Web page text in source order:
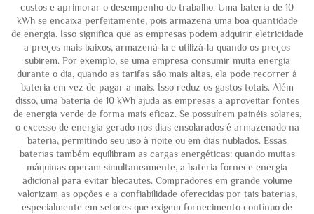
custos e aprimorar o desempenho do trabalho. Uma bateria de 10
kWh se encaixa perfeitamente, pois armazena uma boa quantidade
de energia. Isso significa que as empresas podem adquirir eletricidade
a preços mais baixos, armazená-la e utilizá-la quando os preços
subirem. Por exemplo, se uma empresa consumir muita energia
durante o dia, quando as tarifas são mais altas, ela pode recorrer à
bateria em vez de pagar a mais. Isso reduz os gastos totais. Além
disso, uma bateria de 10 kWh ajuda as empresas a aproveitar fontes
de energia verde de forma mais eficaz. Se possuírem painéis solares,
o excesso de energia gerado nos dias ensolarados é armazenado na
bateria, permitindo seu uso à noite ou em dias nublados. Essas
baterias também equilibram as cargas energéticas: quando muitas
máquinas operam simultaneamente, a bateria fornece energia
adicional para evitar blecautes. Compradores em grande volume
valorizam as opções e a confiabilidade oferecidas por tais baterias,
especialmente em setores que exigem fornecimento contínuo de